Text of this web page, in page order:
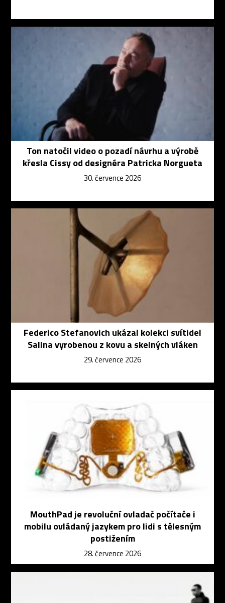
Ton natočil video o pozadí návrhu a výrobě
křesla Cissy od designéra Patricka Norgueta
30. července 2026
Federico Stefanovich ukázal kolekci svítidel
Salina vyrobenou z kovu a skelných vláken
29. července 2026
MouthPad je revoluční ovladač počítače i
mobilu ovládaný jazykem pro lidi s tělesným
postižením
28. července 2026